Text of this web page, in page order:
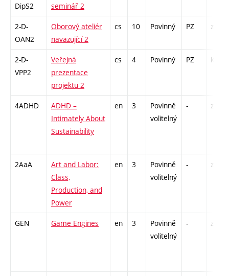
DipS2
seminář 2
2-D-
OAN2
Oborový ateliér
navazující 2
cs 10 Povinný PZ zá
2-D-
VPP2
Veřejná
prezentace
projektu 2
cs 4 Povinný PZ kol
4ADHD
ADHD –
Intimately About
Sustainability
en 3
Povinně
volitelný
- zá
2AaA
Art and Labor:
Class,
Production, and
Power
en 3
Povinně
volitelný
- zá
GEN Game Engines en 3
Povinně
volitelný
- zá